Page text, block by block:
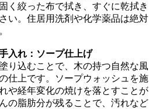
く絞った布で拭き、すぐに乾拭き
い。住居用洗剤や化学薬品は絶対
入れ：ソープ仕上げ
り込むことで、木の持つ自然な風
仕上です。ソープウォッシュを施
や経年変化の焼けを落とすことが
の脂肪分が残ることで、汚れなど